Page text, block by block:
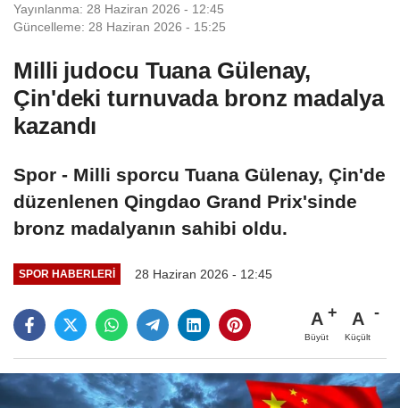
Yayınlanma: 28 Haziran 2026 - 12:45
Güncelleme: 28 Haziran 2026 - 15:25
Milli judocu Tuana Gülenay,
Çin'deki turnuvada bronz madalya
kazandı
Spor - Milli sporcu Tuana Gülenay, Çin'de
düzenlenen Qingdao Grand Prix'sinde
bronz madalyanın sahibi oldu.
SPOR HABERLERI 28 Haziran 2026 - 12:45
A
Büyüt
A
Küçült